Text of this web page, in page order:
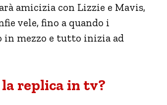
amicizia con Lizzie e Mavis,
vele, fino a quando i
in mezzo e tutto inizia ad
replica in tv?